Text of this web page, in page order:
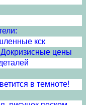
кск
цены
в темноте!